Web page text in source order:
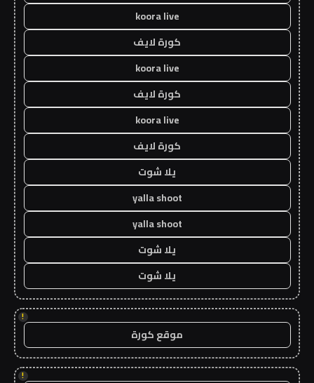
koora live
كورة لايف
koora live
كورة لايف
koora live
كورة لايف
يلا شوت
yalla shoot
yalla shoot
يلا شوت
يلا شوت
!
موقع كورة
!